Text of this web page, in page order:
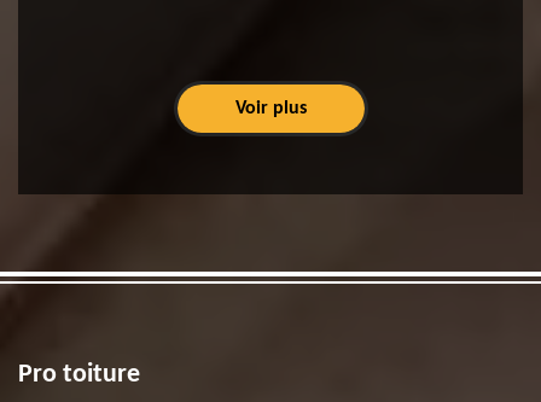
Voir plus
Pro toiture